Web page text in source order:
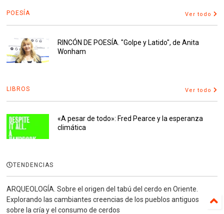
POESÍA Ver todo
RINCÓN DE POESÍA. "Golpe y Latido", de Anita
Wonham
LIBROS Ver todo
«A pesar de todo»: Fred Pearce y la esperanza
climática
TENDENCIAS
ARQUEOLOGÍA. Sobre el origen del tabú del cerdo en Oriente.
Explorando las cambiantes creencias de los pueblos antiguos
sobre la cría y el consumo de cerdos